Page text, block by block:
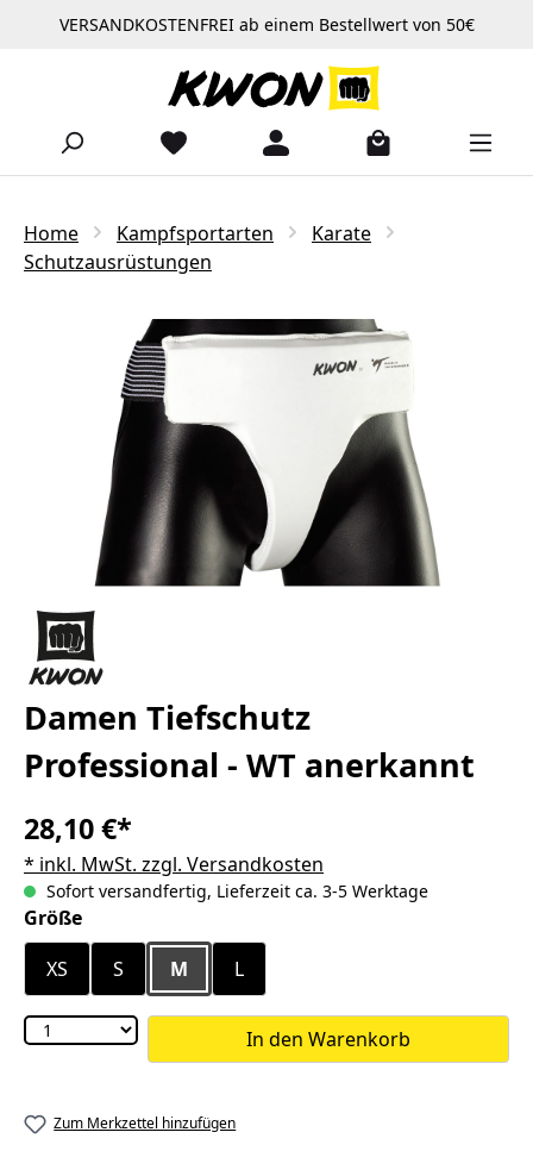
Zum Hauptinhalt springen
VERSANDKOSTENFREI ab einem Bestellwert von 50€
Home Kampfsportarten
Karate
Schutzausrüstungen
Bildergalerie überspringen
Damen Tiefschutz
Professional - WT anerkannt
28,10 €*
* inkl. MwSt. zzgl. Versandkosten
Sofort versandfertig, Lieferzeit ca. 3-5 Werktage
Größeauswählen
XS
S M L
In den Warenkorb
Zum Merkzettel hinzufügen